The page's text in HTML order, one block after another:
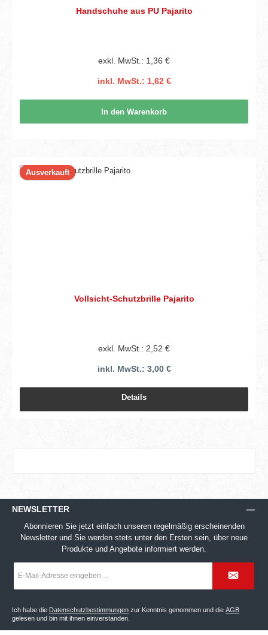
Handschuhe aus PU Pajarito
exkl. MwSt.: 1,36 €
inkl. MwSt.: 1,62 €
In den Warenkorb
Ausverkauft
Vollsicht-Schutzbrille Pajarito
exkl. MwSt.: 2,52 €
inkl. MwSt.: 3,00 €
Details
NEWSLETTER
Abonnieren Sie jetzt einfach unseren regelmäßig erscheinenden
Newsletter und Sie werden stets unter den Ersten sein, über neue
Produkte und Angebote informiert werden.
Mail-
*
Ich habe die Datenschutzbestimmungen zur Kenntnis genommen und die AGB
gelesen und bin mit ihnen einverstanden.